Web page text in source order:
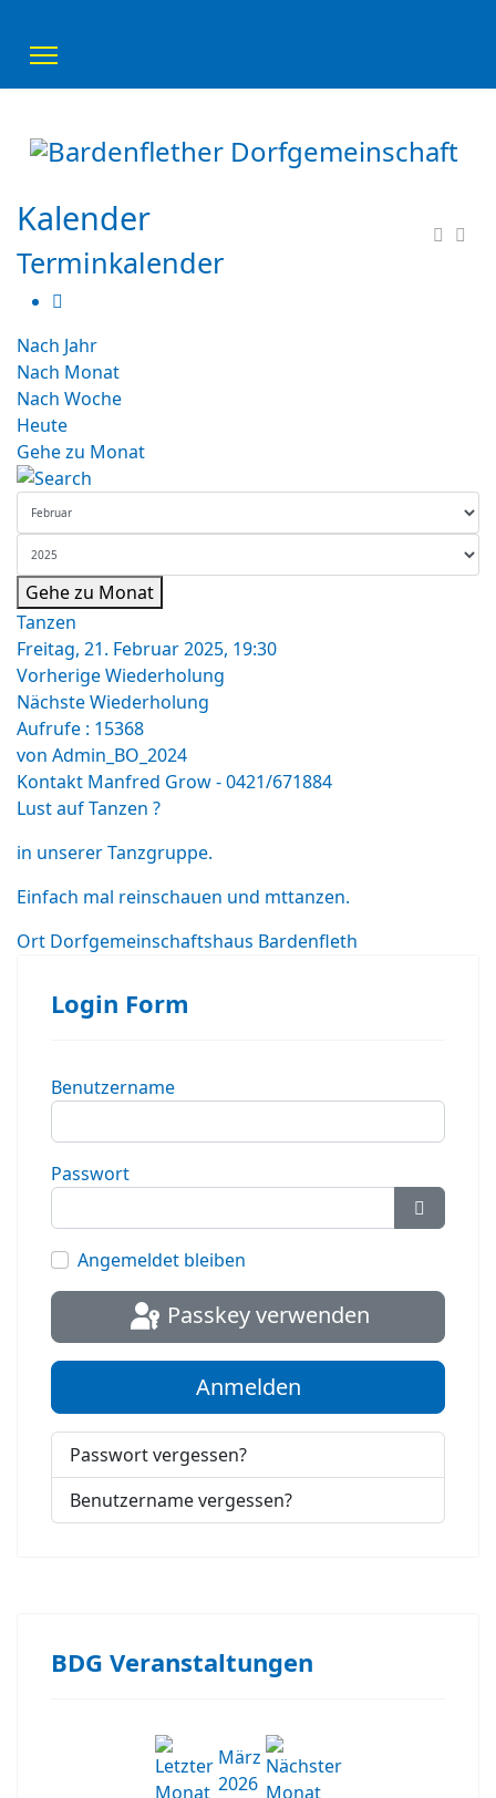
Kalender
Terminkalender
Nach Jahr
Nach Monat
Nach Woche
Heute
Gehe zu Monat
Gehe zu Monat
Tanzen
Freitag, 21. Februar 2025, 19:30
Vorherige Wiederholung
Nächste Wiederholung
Aufrufe : 15368
von Admin_BO_2024
Kontakt Manfred Grow - 0421/671884
Lust auf Tanzen ?
in unserer Tanzgruppe.
Einfach mal reinschauen und mttanzen.
Ort Dorfgemeinschaftshaus Bardenfleth
Login Form
Benutzername
Passwort
Angemeldet bleiben
Passkey verwenden
Anmelden
Passwort vergessen?
Benutzername vergessen?
BDG Veranstaltungen
März
2026